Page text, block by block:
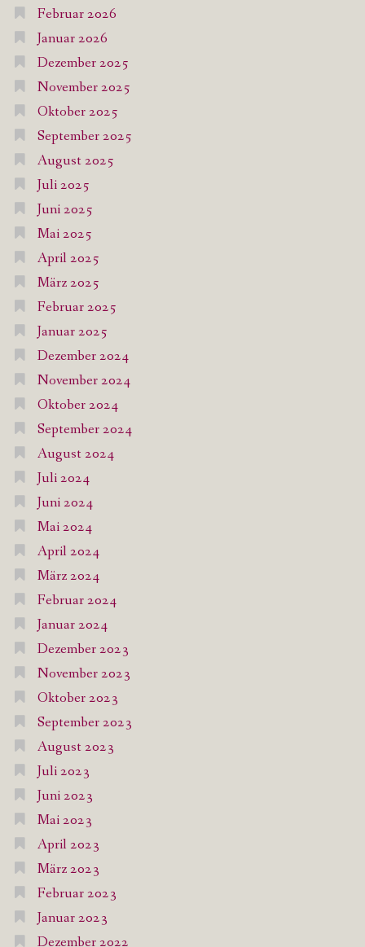
Februar 2026
Januar 2026
Dezember 2025
November 2025
Oktober 2025
September 2025
August 2025
Juli 2025
Juni 2025
Mai 2025
April 2025
März 2025
Februar 2025
Januar 2025
Dezember 2024
November 2024
Oktober 2024
September 2024
August 2024
Juli 2024
Juni 2024
Mai 2024
April 2024
März 2024
Februar 2024
Januar 2024
Dezember 2023
November 2023
Oktober 2023
September 2023
August 2023
Juli 2023
Juni 2023
Mai 2023
April 2023
März 2023
Februar 2023
Januar 2023
Dezember 2022